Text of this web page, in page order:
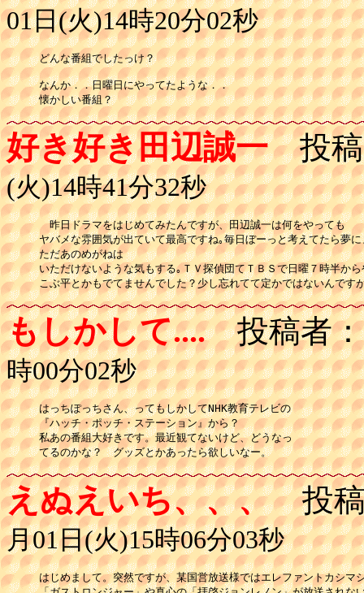
01日(火)14時20分02秒
どんな番組でしたっけ？
なんか．．日曜日にやってたような．．
懐かしい番組？
好き好き田辺誠一投稿
(火)14時41分32秒
昨日ドラマをはじめてみたんですが、田辺誠一は何をやっても
ヤバメな雰囲気が出ていて最高ですね｡毎日ぼーっと考えてたら夢
ただあのめがねは
いただけないような気もする｡ＴＶ探偵団てＴＢＳで日曜７時半か
こぶ平とかもでてませんでした？少し忘れてて定かではないんです
もしかして....投稿者：
時00分02秒
はっちぽっちさん、ってもしかしてNHK教育テレビの
『ハッチ・ポッチ・ステーション』から？
私あの番組大好きです。最近観てないけど、どうなっ
てるのかな？　グッズとかあったら欲しいなー。
えぬえいち、、、投稿
月01日(火)15時06分03秒
はじめまして。突然ですが、某国営放送様ではエレファントカシマ